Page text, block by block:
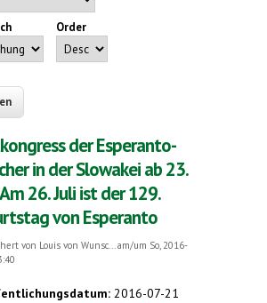
Order
der Esperanto-
in der Slowakei ab 23.
Am 26. Juli ist der 129.
von Esperanto
von Louis von Wunsc...am/um So, 2016-
2016-07-21